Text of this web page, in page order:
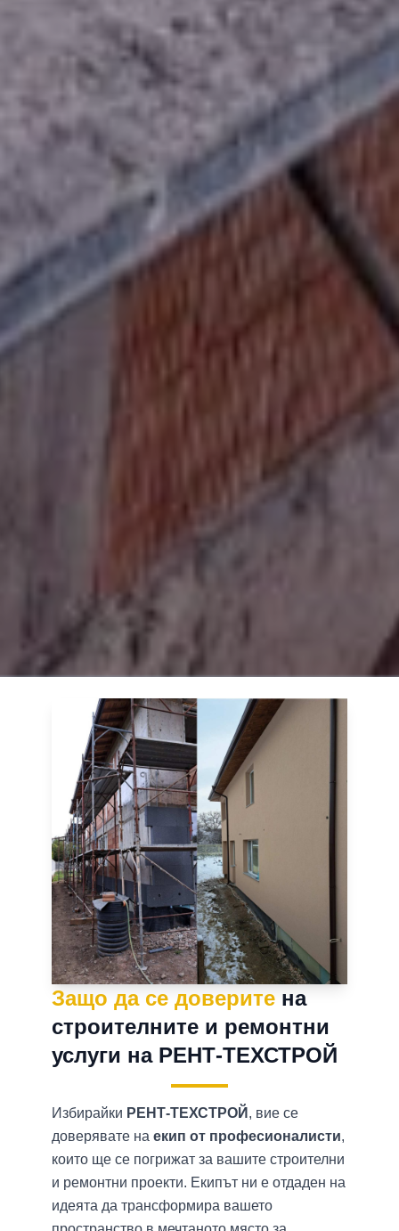
Защо да се доверитена
строителните и ремонтни
услуги на РЕНТ-ТЕХСТРОЙ
Избирайки РЕНТ-ТЕХСТРОЙ , вие се
доверявате на екип от професионалисти,
които ще се погрижат за вашите строителни
и ремонтни проекти. Екипът ни е отдаден на
идеята да трансформира вашето